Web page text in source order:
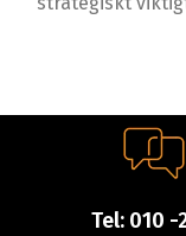
Tel: 010 -